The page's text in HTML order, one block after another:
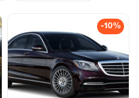
-10%